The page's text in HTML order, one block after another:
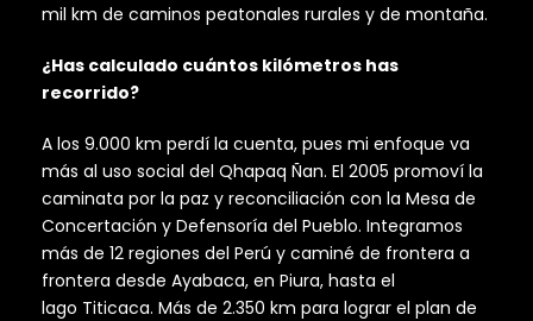
mil km de caminos peatonales rurales y de montaña.
¿Has calculado cuántos kilómetros has
recorrido?
A los 9.000 km perdí la cuenta, pues mi enfoque va
más al uso social del Qhapaq Ñan. El 2005 promoví la
caminata por la paz y reconciliación con la Mesa de
Concertación y Defensoría del Pueblo. Integramos
más de 12 regiones del Perú y caminé de frontera a
frontera desde Ayabaca, en Piura, hasta el
lago Titicaca. Más de 2.350 km para lograr el plan de